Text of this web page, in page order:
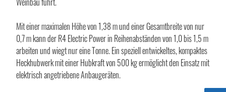
Mit einer maximalen Höhe von 1,38 m und einer Gesamtbreite von nur
0,7 m kann der R4 Electric Power in Reihenabständen von 1,0 bis 1,5 m
arbeiten und wiegt nur eine Tonne. Ein speziell entwickeltes, kompaktes
Heckhubwerk mit einer Hubkraft von 500 kg ermöglicht den Einsatz mit
elektrisch angetriebene Anbaugeräten.